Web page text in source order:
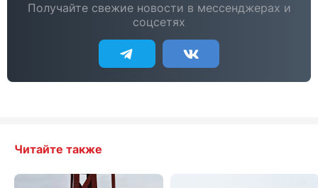
Получайте свежие новости в мессенджерах и
соцсетях
Читайте также